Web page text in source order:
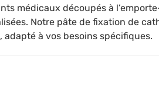
médicaux découpés à
Notre pâte de fixation de
à vos besoins spécifiques.